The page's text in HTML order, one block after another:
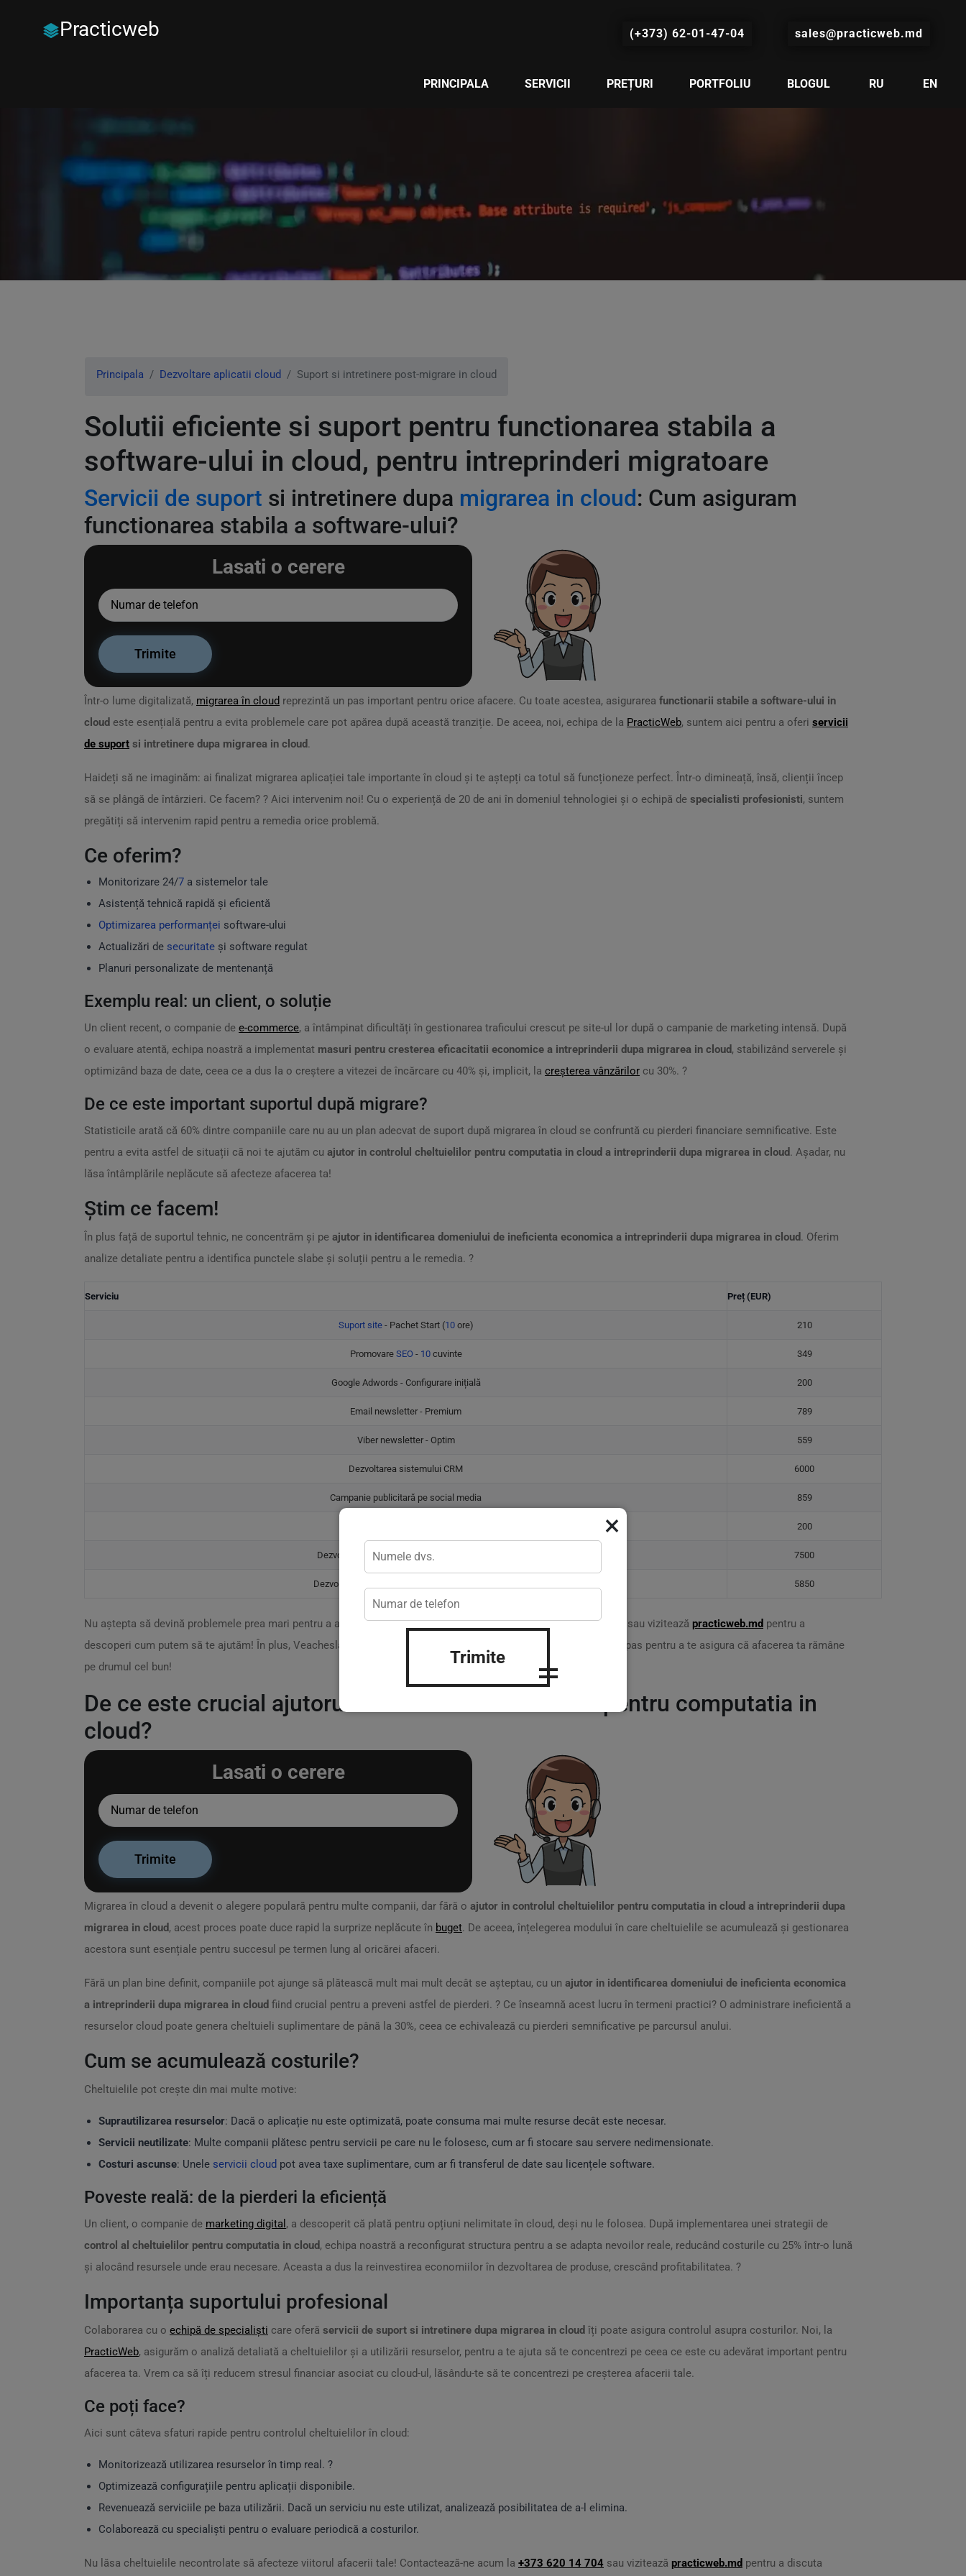
Practicweb sales@practicweb.md
(+373) 62-01-47-04
PRINCIPALA SERVICII PREȚURI PORTFOLIU BLOGUL RU EN
Principala Dezvoltare aplicatii cloud Suport si intretinere post-migrare in cloud
Solutii eficiente si suport pentru functionarea stabila a
software-ului in cloud, pentru intreprinderi migratoare
Servicii de suport si intretinere dupa migrarea in cloud: Cum asiguram
functionarea stabila a software-ului?
Lasati o cerere
Într-o lume digitalizată, migrarea în cloud reprezintă un pas important pentru orice afacere. Cu toate acestea, asigurarea functionarii stabile a software-ului in
cloud este esențială pentru a evita problemele care pot apărea după această tranziție. De aceea, noi, echipa de la PracticWeb, suntem aici pentru a oferi servicii
de suport si intretinere dupa migrarea in cloud.
Haideți să ne imaginăm: ai finalizat migrarea aplicației tale importante în cloud și te aștepți ca totul să funcționeze perfect. Într-o dimineață, însă, clienții încep
să se plângă de întârzieri. Ce facem? ?️ Aici intervenim noi! Cu o experiență de 20 de ani în domeniul tehnologiei și o echipă de specialisti profesionisti, suntem
pregătiți să intervenim rapid pentru a remedia orice problemă.
Ce oferim?
Monitorizare 24/7 a sistemelor tale
Asistență tehnică rapidă și eficientă
Optimizarea performanței software-ului
Actualizări de securitate și software regulat
Planuri personalizate de mentenanță
Exemplu real: un client, o soluție
Un client recent, o companie de e-commerce, a întâmpinat dificultăți în gestionarea traficului crescut pe site-ul lor după o campanie de marketing intensă. După
o evaluare atentă, echipa noastră a implementat masuri pentru cresterea eficacitatii economice a intreprinderii dupa migrarea in cloud, stabilizând serverele și
optimizând baza de date, ceea ce a dus la o creștere a vitezei de încărcare cu 40% și, implicit, la creșterea vânzărilor cu 30%. ?
De ce este important suportul după migrare?
Statisticile arată că 60% dintre companiile care nu au un plan adecvat de suport după migrarea în cloud se confruntă cu pierderi financiare semnificative. Este
pentru a evita astfel de situații că noi te ajutăm cu ajutor in controlul cheltuielilor pentru computatia in cloud a intreprinderii dupa migrarea in cloud. Așadar, nu
lăsa întâmplările neplăcute să afecteze afacerea ta!
Știm ce facem!
În plus față de suportul tehnic, ne concentrăm și pe ajutor in identificarea domeniului de ineficienta economica a intreprinderii dupa migrarea in cloud. Oferim
analize detaliate pentru a identifica punctele slabe și soluții pentru a le remedia. ?
Serviciu Preț (EUR)
Suport site- Pachet Start (10ore) 210
Promovare SEO - 10cuvinte 349
Google Adwords - Configurare inițială 200
Email newsletter - Premium 789
Viber newsletter - Optim 559
Dezvoltarea sistemului CRM 6000
Campanie publicitară pe social media 859
200
Dezvoltarea aplicației mobile pentru Android 7500
Dezvoltarea magazinului online pe 5850
Nu aștepta să devină problemele prea mari pentru a acționa! ? Contactează-ne acum la telefon+373 620 14 704 sau vizitează practicweb.md pentru a
descoperi cum putem să te ajutăm! În plus, Veacheslav, managerul nostru de relații cu clienții, te va ghida pas cu pas pentru a te asigura că afacerea ta rămâne
pe drumul cel bun!
De ce este crucial ajutorul in controlul cheltuielilor pentru computatia in
cloud?
Lasati o cerere
Migrarea în cloud a devenit o alegere populară pentru multe companii, dar fără o ajutor in controlul cheltuielilor pentru computatia in cloud a intreprinderii dupa
migrarea in cloud, acest proces poate duce rapid la surprize neplăcute în buget. De aceea, înțelegerea modului în care cheltuielile se acumulează și gestionarea
acestora sunt esențiale pentru succesul pe termen lung al oricărei afaceri.
Fără un plan bine definit, companiile pot ajunge să plătească mult mai mult decât se așteptau, cu un ajutor in identificarea domeniului de ineficienta economica
a intreprinderii dupa migrarea in cloud fiind crucial pentru a preveni astfel de pierderi. ? Ce înseamnă acest lucru în termeni practici? O administrare ineficientă a
resurselor cloud poate genera cheltuieli suplimentare de până la 30%, ceea ce echivalează cu pierderi semnificative pe parcursul anului.
Cum se acumulează costurile?
Cheltuielile pot crește din mai multe motive:
Suprautilizarea resurselor: Dacă o aplicație nu este optimizată, poate consuma mai multe resurse decât este necesar.
Servicii neutilizate: Multe companii plătesc pentru servicii pe care nu le folosesc, cum ar fi stocare sau servere nedimensionate.
Costuri ascunse: Unele servicii cloud pot avea taxe suplimentare, cum ar fi transferul de date sau licențele software.
Poveste reală: de la pierderi la eficiență
Un client, o companie de marketing digital , a descoperit că plată pentru opțiuni nelimitate în cloud, deși nu le folosea. După implementarea unei strategii de
control al cheltuielilor pentru computatia in cloud, echipa noastră a reconfigurat structura pentru a se adapta nevoilor reale, reducând costurile cu 25% într-o lună
și alocând resursele unde erau necesare. Aceasta a dus la reinvestirea economiilor în dezvoltarea de produse, crescând profitabilitatea. ?
Importanța suportului profesional
Colaborarea cu o echipă de specialiști care oferă servicii de suport si intretinere dupa migrarea in cloud îți poate asigura controlul asupra costurilor. Noi, la
PracticWeb, asigurăm o analiză detaliată a cheltuielilor și a utilizării resurselor, pentru a te ajuta să te concentrezi pe ceea ce este cu adevărat important pentru
afacerea ta. Vrem ca să îți reducem stresul financiar asociat cu cloud-ul, lăsându-te să te concentrezi pe creșterea afacerii tale.
Ce poți face?
Aici sunt câteva sfaturi rapide pentru controlul cheltuielilor în cloud:
Monitorizează utilizarea resurselor în timp real. ?
Optimizează configurațiile pentru aplicații disponibile.
Revenuează serviciile pe baza utilizării. Dacă un serviciu nu este utilizat, analizează posibilitatea de a-l elimina.
Colaborează cu specialiști pentru o evaluare periodică a costurilor.
Nu lăsa cheltuielile necontrolate să afecteze viitorul afacerii tale! Contactează-ne acum la +373 620 14 704 sau vizitează practicweb.md pentru a discuta
×
Trimite